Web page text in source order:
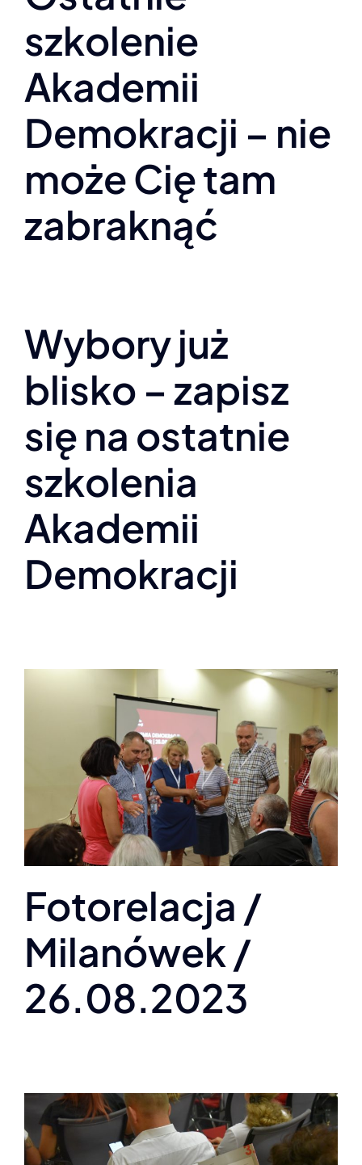
szkolenie
Akademii
Demokracji – nie
może Cię tam
zabraknąć
Wybory już
blisko – zapisz
się na ostatnie
szkolenia
Akademii
Demokracji
Fotorelacja /
Milanówek /
26.08.2023